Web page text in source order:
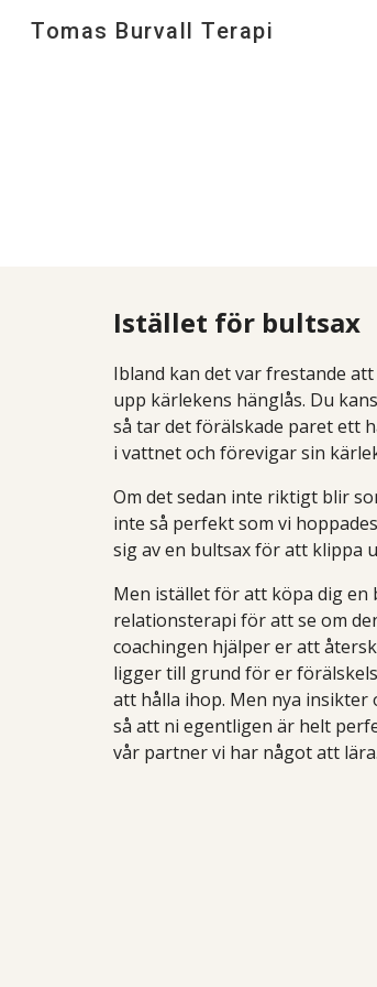
Tomas Burvall Terapi
Istället för bultsax
Ibland kan det var frestande
upp kärlekens hänglås. Du
så tar det förälskade paret ett
i vattnet och förevigar sin
Om det sedan inte riktigt blir
inte så perfekt som vi
sig av en bultsax för att klippa
Men istället för att köpa dig
relationsterapi för att se om
coachingen hjälper er att
ligger till grund för er
att hålla ihop. Men nya insikter
så att ni egentligen är helt
vår partner vi har något att lära.